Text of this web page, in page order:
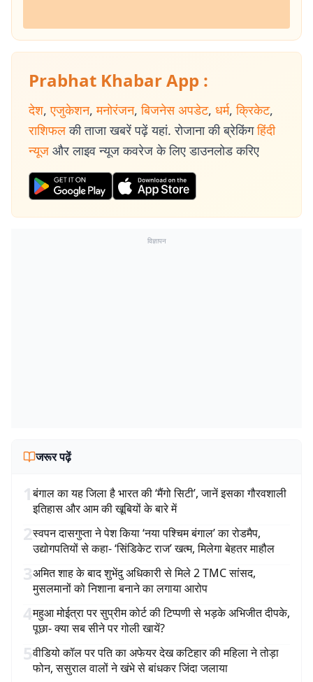
Prabhat Khabar App :
देश, एजुकेशन, मनोरंजन, बिजनेस अपडेट, धर्म, क्रिकेट,
राशिफल की ताजा खबरें पढ़ें यहां. रोजाना की ब्रेकिंग हिंदी
न्यूज और लाइव न्यूज कवरेज के लिए डाउनलोड करिए
विज्ञापन
जरूर पढ़ें
1बंगाल का यह जिला है भारत की ‘मैंगो सिटी’, जानें इसका गौरवशाली
इतिहास और आम की खूबियों के बारे में
2स्वपन दासगुप्ता ने पेश किया ‘नया पश्चिम बंगाल’ का रोडमैप,
उद्योगपतियों से कहा- ‘सिंडिकेट राज’ खत्म, मिलेगा बेहतर माहौल
3अमित शाह के बाद शुभेंदु अधिकारी से मिले 2 TMC सांसद,
मुसलमानों को निशाना बनाने का लगाया आरोप
4महुआ मोईत्रा पर सुप्रीम कोर्ट की टिप्पणी से भड़के अभिजीत दीपके,
पूछा- क्या सब सीने पर गोली खायें?
5वीडियो कॉल पर पति का अफेयर देख कटिहार की महिला ने तोड़ा
फोन, ससुराल वालों ने खंभे से बांधकर जिंदा जलाया